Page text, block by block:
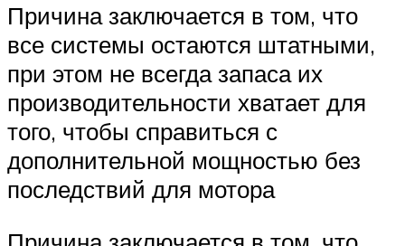
Причина заключается в том, что
все системы остаются штатными,
при этом не всегда запаса их
производительности хватает для
того, чтобы справиться с
дополнительной мощностью без
последствий для мотора